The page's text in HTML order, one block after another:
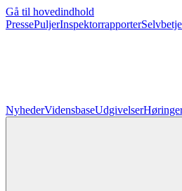
Gå til hovedindhold
PressePuljerInspektorrapporter
NyhederVidensbaseUdgivelser